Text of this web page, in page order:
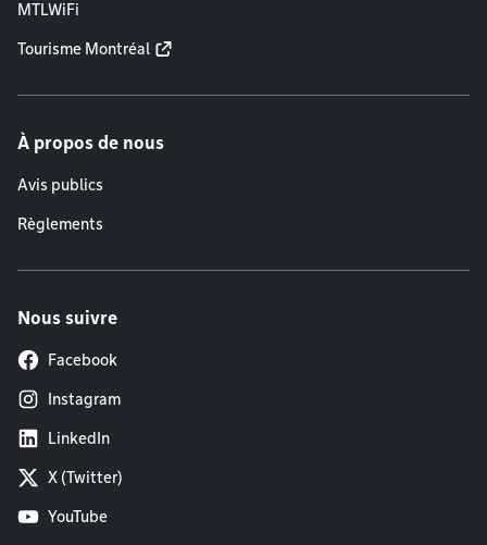
MTLWiFi
Tourisme Montréal
À propos de nous
Avis publics
Règlements
Nous suivre
Facebook
Instagram
LinkedIn
X (Twitter)
YouTube